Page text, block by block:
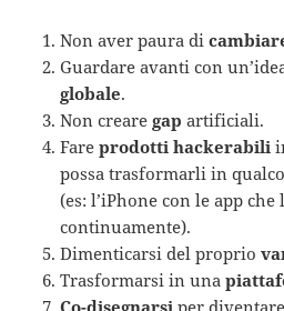
Non aver paura di
Guardare avanti con
globale.
Non crearegap artificiali.
Fareprodotti hackerabili
possa trasformarli in
(es: l’iPhone con le app
continuamente).
Dimenticarsi del proprio
Trasformarsi in una